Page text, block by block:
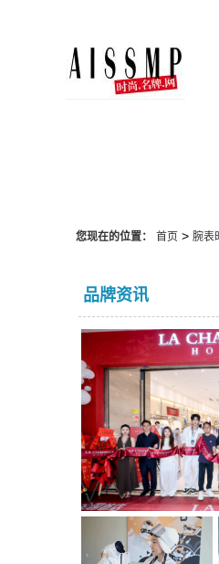
您现在的位置： 首页> 腕表
品牌资讯